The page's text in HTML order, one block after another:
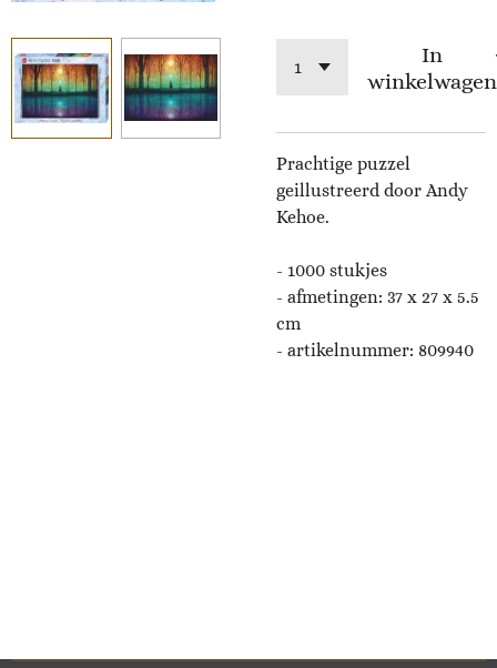
In
winkelwagen
Prachtige puzzel
geillustreerd door Andy
Kehoe.
- 1000 stukjes
- afmetingen: 37 x 27 x 5.5
cm
- artikelnummer: 809940